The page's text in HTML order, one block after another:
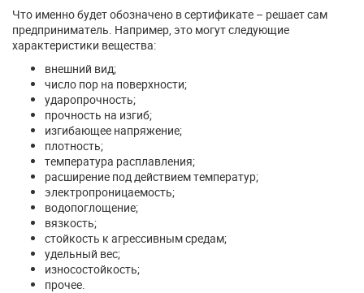
Что именно будет обозначено в сертификате – решает сам
предприниматель. Например, это могут следующие
характеристики вещества:
внешний вид;
число пор на поверхности;
ударопрочность;
прочность на изгиб;
изгибающее напряжение;
плотность;
температура расплавления;
расширение под действием температур;
электропроницаемость;
водопоглощение;
вязкость;
стойкость к агрессивным средам;
удельный вес;
износостойкость;
прочее.